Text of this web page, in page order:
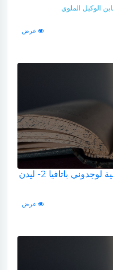
الوكيل الملوي
عرض
باتافيا 2- ليدن
عرض